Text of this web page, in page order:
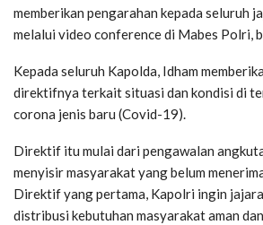
memberikan pengarahan kepada seluruh
melalui video conference di Mabes Polri,
Kepada seluruh Kapolda, Idham
direktifnya terkait situasi dan kondisi di
corona jenis baru (Covid-19).
Direktif itu mulai dari pengawalan
menyisir masyarakat yang belum
Direktif yang pertama, Kapolri ingin
distribusi kebutuhan masyarakat aman